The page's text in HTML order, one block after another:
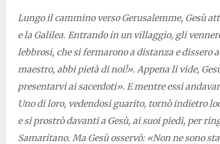
Lungo il cammino verso Gerusalemme, Gesù
e la Galilea. Entrando in un villaggio, gli
lebbrosi, che si fermarono a distanza e dissero
maestro, abbi pietà di noi!». Appena li vide,
presentarvi ai sacerdoti». E mentre essi
Uno di loro, vedendosi guarito, tornò indietro
e si prostrò davanti a Gesù, ai suoi piedi, per
Samaritano. Ma Gesù osservò: «Non ne sono